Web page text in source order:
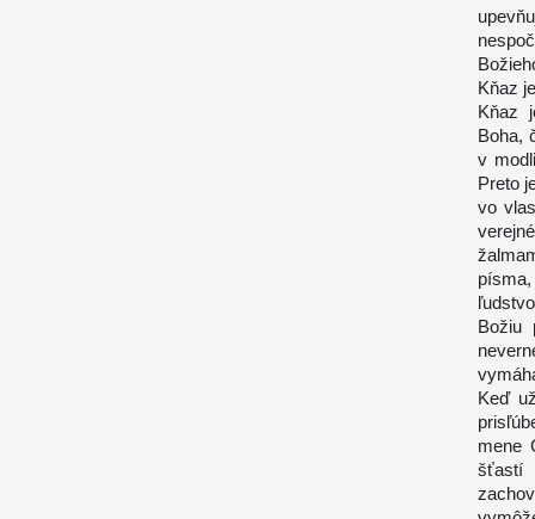
Kňaz
Kňaz
Boha,
v
Preto
vo
Božiu
Keď
mene
šťastí